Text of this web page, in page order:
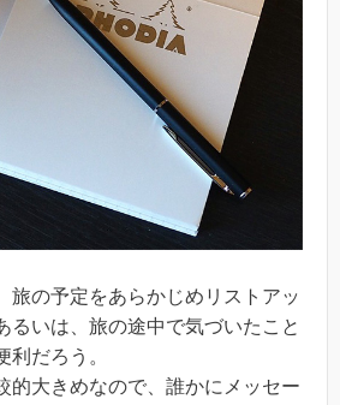
旅の予定をあらかじめリストアッ
るいは、旅の途中で気づいたこと
利だろう。
的大きめなので、誰かにメッセー